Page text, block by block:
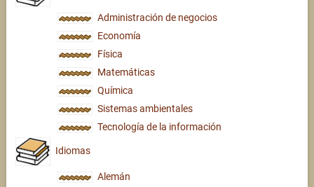
Administración de negocios
Economía
Física
Matemáticas
Química
Sistemas ambientales
Tecnología de la información
Idiomas
Alemán